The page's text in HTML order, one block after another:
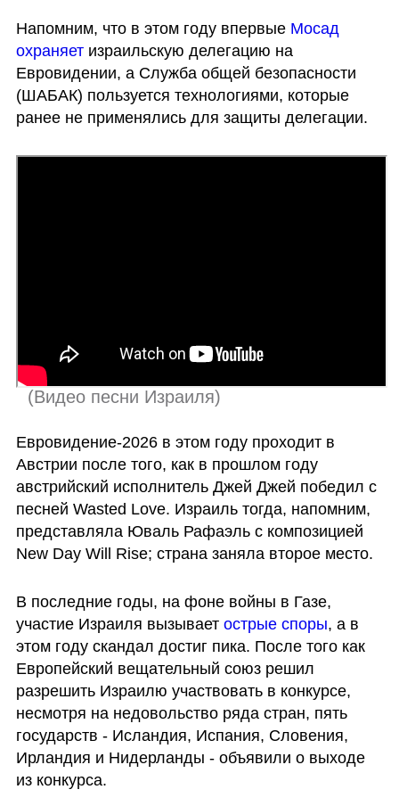
Напомним, что в этом году впервые Мосад
охраняет израильскую делегацию на
Евровидении, а Служба общей безопасности
(ШАБАК) пользуется технологиями, которые
ранее не применялись для защиты делегации.
(Видео песни Израиля)
Евровидение-2026 в этом году проходит в
Австрии после того, как в прошлом году
австрийский исполнитель Джей Джей победил с
песней Wasted Love. Израиль тогда, напомним,
представляла Юваль Рафаэль с композицией
New Day Will Rise; страна заняла второе место.
В последние годы, на фоне войны в Газе,
участие Израиля вызывает острые споры, а в
этом году скандал достиг пика. После того как
Европейский вещательный союз решил
разрешить Израилю участвовать в конкурсе,
несмотря на недовольство ряда стран, пять
государств - Исландия, Испания, Словения,
Ирландия и Нидерланды - объявили о выходе
из конкурса.